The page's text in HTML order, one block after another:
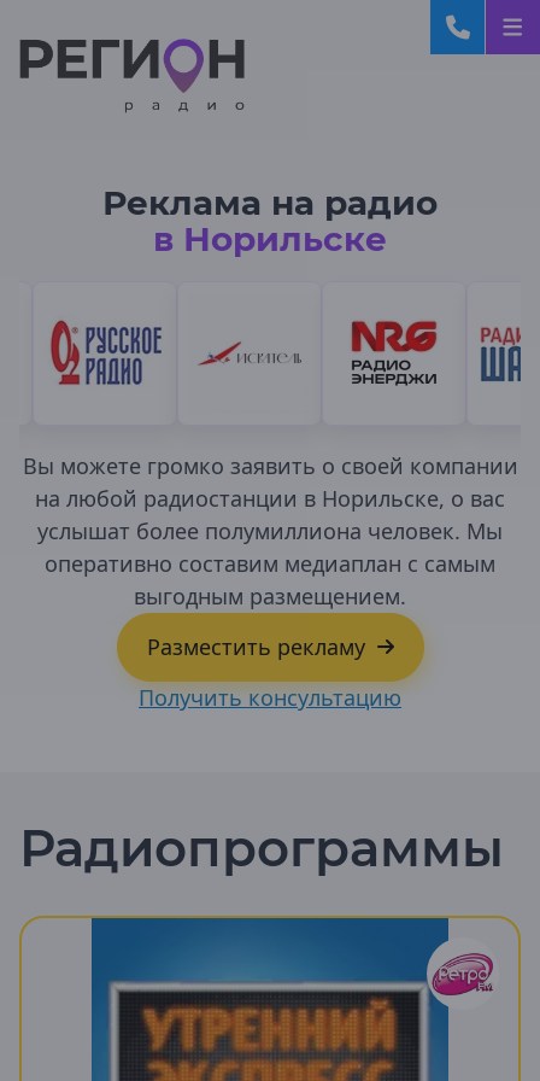
Реклама на радио
в Норильске
Вы можете громко заявить о своей компании
на любой радиостанции в Норильске, о вас
услышат более полумиллиона человек. Мы
оперативно составим медиаплан с самым
выгодным размещением.
Разместить рекламу
Получить консультацию
Радиопрограммы
Выберите город:
Алтайский край
Амурская область
Белогорск
Свободный
Сковородино
Архангельская область